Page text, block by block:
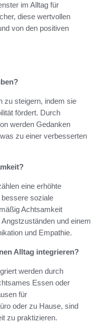
im Alltag für
diese wertvollen
von den positiven
zu steigern, indem sie
fördert. Durch
werden Gedanken
zu einer verbesserten
eine erhöhte
soziale
Achtsamkeit
und einem
und Empathie.
Alltag integrieren?
werden durch
Essen oder
für
oder zu Hause, sind
zu praktizieren.